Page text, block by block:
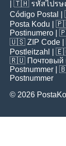
| 🇹🇭 รหัสไปร
Código Postal
Posta Kodu |
Postinumero |
🇺🇸 ZIP Code
Postleitzahl
|
🇷🇺 Почтовый
Postnummer |
Postnummer
© 2026